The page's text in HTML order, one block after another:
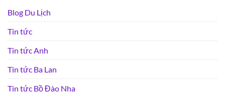
Blog Du Lịch
Tin tức
Tin tức Anh
Tin tức Ba Lan
Tin tức Bồ Đào Nha